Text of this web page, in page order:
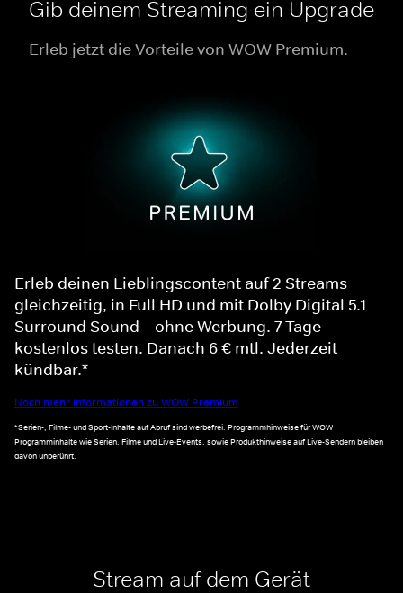
Gib deinem Streaming ein Upgrade
Erleb jetzt die Vorteile von WOW Premium.
Erleb deinen Lieblingscontent auf 2 Streams
gleichzeitig, in Full HD und mit Dolby Digital 5.1
Surround Sound – ohne Werbung. 7 Tage
kostenlos testen. Danach 6 € mtl. Jederzeit
kündbar.*
Noch mehr Informationen zu WOW Premium
*Serien-, Filme- und Sport-Inhalte auf Abruf sind werbefrei. Programmhinweise für WOW
Programminhalte wie Serien, Filme und Live-Events, sowie Produkthinweise auf Live-Sendern bleiben
davon unberührt.
Stream auf dem Gerät